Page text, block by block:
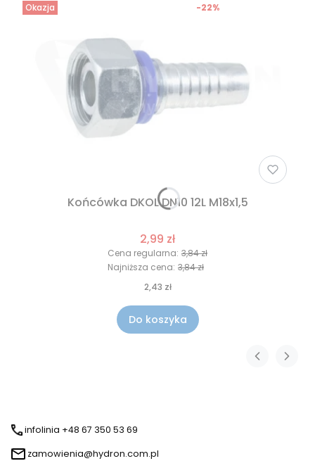
Okazja
Końcówka DKOL DN10 12L M18x1,5
2,99 zł
Cena regularna: 3,84 zł
-22%
Najniższa cena: 3,84 zł
2,43 zł
Do koszyka
infolinia +48 67 350 53 69
zamowienia@hydron.com.pl